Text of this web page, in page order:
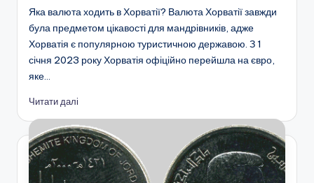
Яка валюта ходить в Хорватії? Валюта Хорватії завжди
була предметом цікавості для мандрівників, адже
Хорватія є популярною туристичною державою. З 1
січня 2023 року Хорватія офіційно перейшла на євро,
яке…
Читати далі